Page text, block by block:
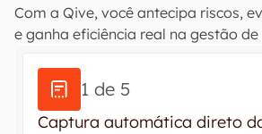
Com a Qive, você antecipa riscos,
e ganha eficiência real na gestão
1 de 5
Captura automática direto